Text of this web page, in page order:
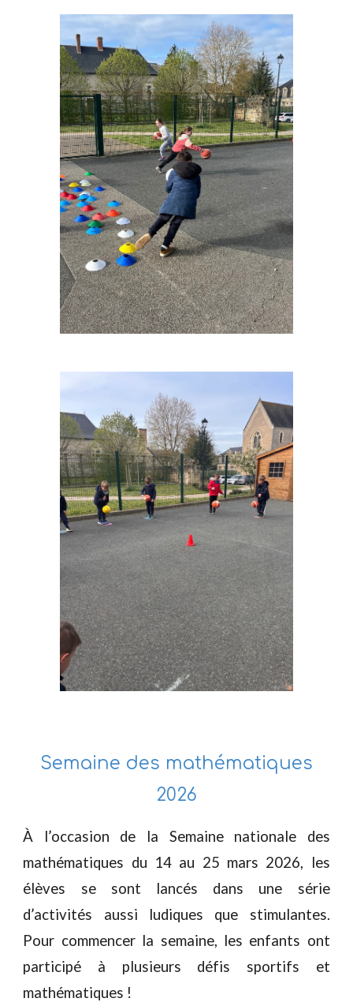
Semaine des mathématiques
2026
À l’occasion de la Semaine nationale des
mathématiques du 14 au 25 mars 2026, les
élèves se sont lancés dans une série
d’activités aussi ludiques que stimulantes.
Pour commencer la semaine, les enfants ont
participé à plusieurs défis sportifs et
mathématiques !